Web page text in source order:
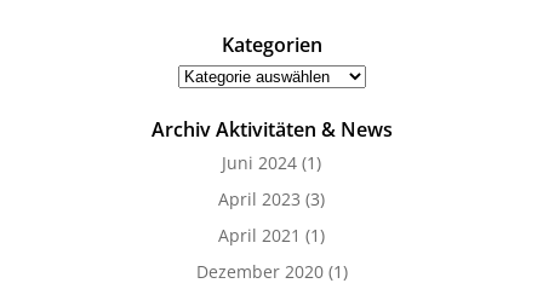
Kategorien
Kategorien
Archiv Aktivitäten & News
Juni 2024 (1)
April 2023 (3)
April 2021 (1)
Dezember 2020(1)